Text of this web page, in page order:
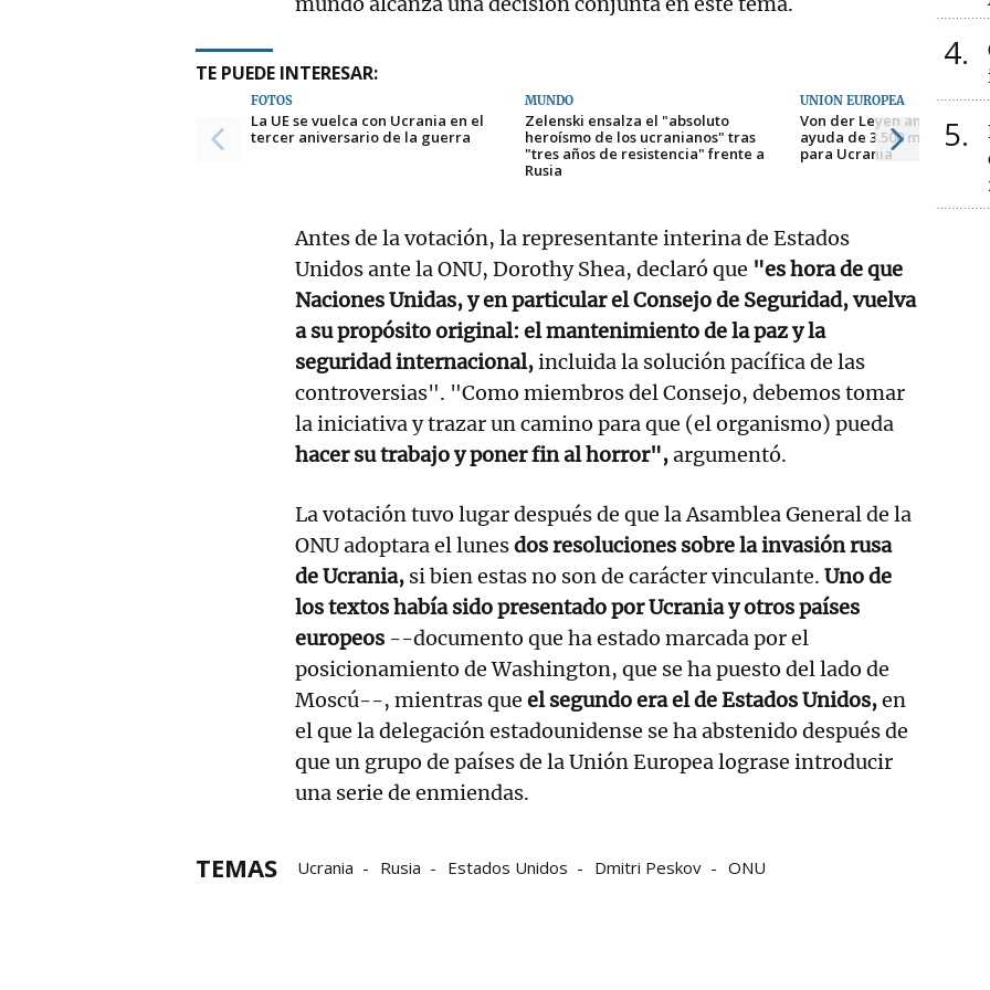
TE PUEDE INTERESAR:
FOTOS
La UE se vuelca con Ucrania en el
tercer aniversario de la guerra
MUNDO
Zelenski ensalza el "absoluto
heroísmo de los ucranianos" tras
"tres años de resistencia" frente a
Rusia
UNIÓN EUROPEA
Von der Leyen anuncia
ayuda de 3.500 millones
para Ucrania
Antes de la votación, la representante interina de Estados
Unidos ante la ONU, Dorothy Shea, declaró que "es hora de que
Naciones Unidas, y en particular el Consejo de Seguridad, vuelva
a su propósito original: el mantenimiento de la paz y la
seguridad internacional,incluida la solución pacífica de las
controversias". "Como miembros del Consejo, debemos tomar
la iniciativa y trazar un camino para que (el organismo) pueda
hacer su trabajo y poner fin al horror",argumentó.
La votación tuvo lugar después de que la Asamblea General de la
ONU adoptara el lunesdos resoluciones sobre la invasión rusa
de Ucrania, si bien estas no son de carácter vinculante. Uno de
los textos había sido presentado por Ucrania y otros países
europeos --documento que ha estado marcada por el
posicionamiento de Washington, que se ha puesto del lado de
Moscú--, mientras que el segundo era el de Estados Unidos,en
el que la delegación estadounidense se ha abstenido después de
que un grupo de países de la Unión Europea lograse introducir
una serie de enmiendas.
TEMAS Ucrania Rusia Estados Unidos Dmitri Peskov ONU
4
5